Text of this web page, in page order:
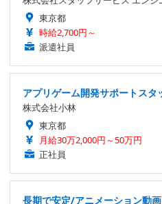
東京都
時給2,700円～
派遣社員
アプリゲーム開発サポートスタ
株式会社小林
東京都
月給30万2,000円～50万円
正社員
長期で安定/アニメーション動